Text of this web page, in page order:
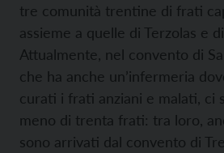
tre comunità trentine di frati
assieme a quelle di Terzolas e
Attualmente, nel convento di
che ha anche un’infermeria
curati i frati anziani e malati, ci
meno di trenta frati: tra loro,
sono arrivati dal convento di